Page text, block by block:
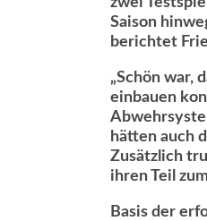
Saison
berichtet
„Schön war,
einbauen
hätten auch
Zusätzlich
ihren Teil
Basis der